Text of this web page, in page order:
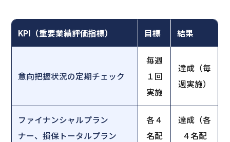
KPI（重要業績評価指標） 目標 結果
意向把握状況の定期チェック
毎週
１回
実施
達成（毎
週実施）
ファイナンシャルプラン
ナー、損保トータルプラン
各４
名配
達成（各
４名配